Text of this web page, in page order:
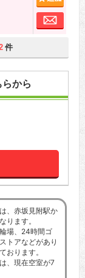
お問
件
から
、赤坂見附駅か
ります。
場、24時間ゴ
トアなどがあり
おります。
、現在空室が7